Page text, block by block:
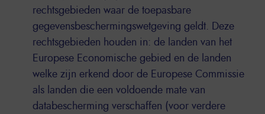
rechtsgebieden waar de toepasbare
gegevensbeschermingswetgeving geldt. Deze
rechtsgebieden houden in: de landen van het
Europese Economische gebied en de landen
welke zijn erkend door de Europese Commissie
als landen die een voldoende mate van
databescherming verschaffen (voor verdere